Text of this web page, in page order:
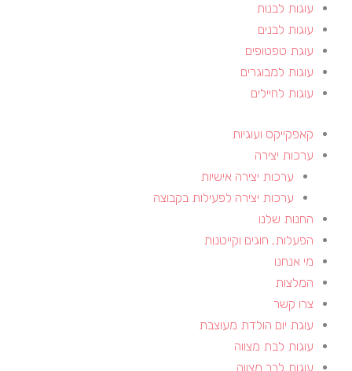
עוגות לבנות
עוגות לבנים
עוגת טפטופים
עוגות למבוגרים
עוגות לחיילים
קאפקייקס ועוגיות
ערכות יצירה
ערכות יצירה אישיות
ערכות יצירה לפעילות בקבוצה
החנות שלנו
הפעלות, חוגים וקייטנות​
מי אנחנו
המלצות
צרו קשר
עוגת יום הולדת מעוצבת
עוגות לבת מצווה
עוגות לבר מצווה